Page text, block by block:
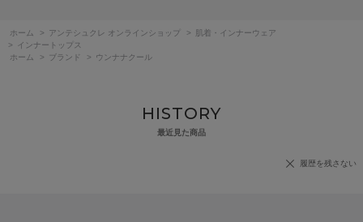
ホーム > アンテシュクレ オンラインショップ >
肌着・インナーウェア
>
インナートップス
ホーム
> ブランド > ウンナナクール
HISTORY
最近見た商品
履歴を残さない